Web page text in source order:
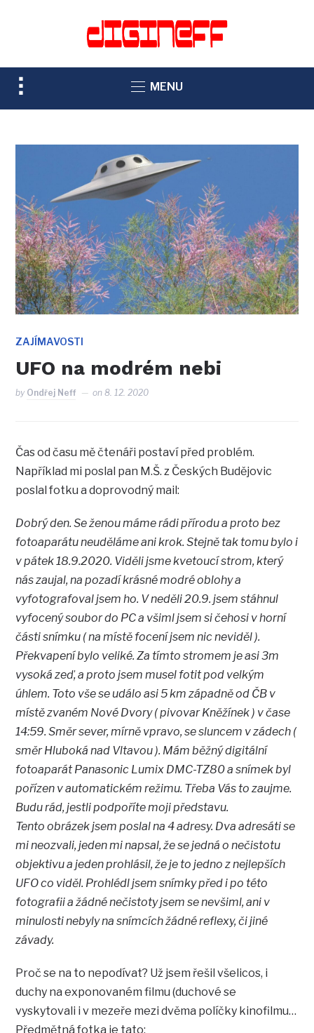
TOGGLE
SIDEBAR
NAVIGATION
MENU
ZAJÍMAVOSTI
UFO na modrém nebi
by Ondřej Neff on8. 12. 2020
Čas od času mě čtenáři postaví před problém.
Například mi poslal pan M.Š. z Českých Budějovic
poslal fotku a doprovodný mail:
Dobrý den. Se ženou máme rádi přírodu a proto bez
fotoaparátu neuděláme ani krok. Stejně tak tomu bylo i
v pátek 18.9.2020. Viděli jsme kvetoucí strom, který
nás zaujal, na pozadí krásné modré oblohy a
vyfotografoval jsem ho. V neděli 20.9. jsem stáhnul
vyfocený soubor do PC a všiml jsem si čehosi v horní
části snímku ( na místě focení jsem nic neviděl ).
Překvapení bylo veliké. Za tímto stromem je asi 3m
vysoká zeď, a proto jsem musel fotit pod velkým
úhlem. Toto vše se událo asi 5 km západně od ČB v
místě zvaném Nové Dvory ( pivovar Kněžínek ) v čase
14:59. Směr sever, mírně vpravo, se sluncem v zádech (
směr Hluboká nad Vltavou ). Mám běžný digitální
fotoaparát Panasonic Lumix DMC-TZ80 a snímek byl
pořízen v automatickém režimu. Třeba Vás to zaujme.
Budu rád, jestli podpoříte moji představu.
Tento obrázek jsem poslal na 4 adresy. Dva adresáti se
mi neozvali, jeden mi napsal, že se jedná o nečistotu
objektivu a jeden prohlásil, že je to jedno z nejlepších
UFO co viděl. Prohlédl jsem snímky před i po této
fotografii a žádné nečistoty jsem se nevšiml, ani v
minulosti nebyly na snímcích žádné reflexy, či jiné
závady.
Proč se na to nepodívat? Už jsem řešil všelicos, i
duchy na exponovaném filmu (duchové se
vyskytovali i v mezeře mezi dvěma políčky kinofilmu…
Předmětná fotka je tato: